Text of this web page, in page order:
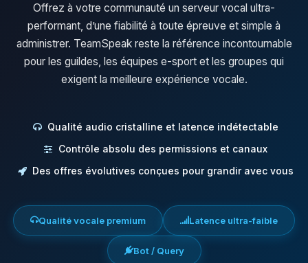
Offrez à votre communauté un serveur vocal ultra-
performant, d’une fiabilité à toute épreuve et simple à
administrer. TeamSpeak reste la référence incontournable
pour les guildes, les équipes e-sport et les groupes qui
exigent la meilleure expérience vocale.
Qualité audio cristalline et latence indétectable
Contrôle absolu des permissions et canaux
Des offres évolutives conçues pour grandir avec vous
Qualité vocale premium Latence ultra-faible
Bot / Query